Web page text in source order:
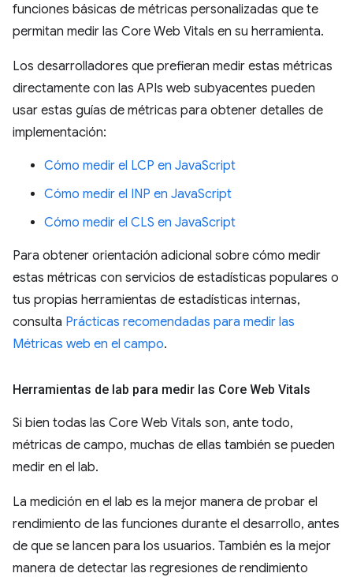
funciones básicas de métricas personalizadas que te
permitan medir las Core Web Vitals en su herramienta.
Los desarrolladores que prefieran medir estas métricas
directamente con las APIs web subyacentes pueden
usar estas guías de métricas para obtener detalles de
implementación:
Cómo medir el LCP en JavaScript
Cómo medir el INP en JavaScript
Cómo medir el CLS en JavaScript
Para obtener orientación adicional sobre cómo medir
estas métricas con servicios de estadísticas populares o
tus propias herramientas de estadísticas internas,
consulta Prácticas recomendadas para medir las
Métricas web en el campo.
Herramientas de lab para medir las Core Web Vitals
Si bien todas las Core Web Vitals son, ante todo,
métricas de campo, muchas de ellas también se pueden
medir en el lab.
La medición en el lab es la mejor manera de probar el
rendimiento de las funciones durante el desarrollo, antes
de que se lancen para los usuarios. También es la mejor
manera de detectar las regresiones de rendimiento